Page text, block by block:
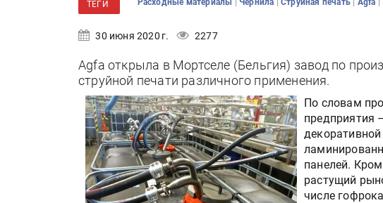
ТЕГИ Расходные материалы Чернила Струйная печать Agfa
30 июня 2020 г. 2277
Agfa открыла в Мортселе (Бельгия) завод по
струйной печати различного применения.
По словам
предприятия
панелей.
растущий
числе